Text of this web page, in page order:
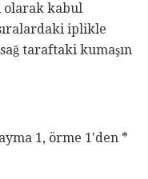
olarak kabul
iplikle
taraftaki kumaşın
1, örme 1'den *